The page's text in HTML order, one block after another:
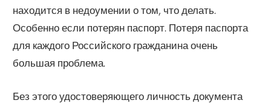
находится в недоумении о том, что делать.
Особенно если потерян паспорт. Потеря паспорта
для каждого Российского гражданина очень
большая проблема.
Без этого удостоверяющего личность документа